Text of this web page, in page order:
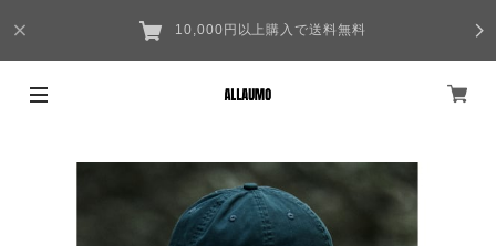
10,000円以上購入で送料無料